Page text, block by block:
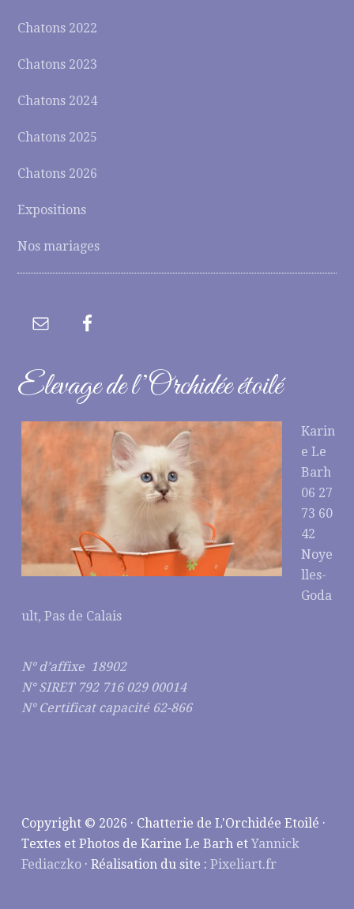
Chatons 2022
Chatons 2023
Chatons 2024
Chatons 2025
Chatons 2026
Expositions
Nos mariages
Elevage de l’Orchidée étoilé
Karin
e Le
Barh
06 27
73 60
42
Noye
lles-
Goda
ult, Pas de Calais
N° d’affixe 18902
N° SIRET 792 716 029 00014
N° Certificat capacité 62-866
Copyright © 2026 · Chatterie de L'Orchidée Etoilé ·
Textes et Photos de Karine Le Barh etYannick
Fediaczko · Réalisation du site :Pixeliart.fr